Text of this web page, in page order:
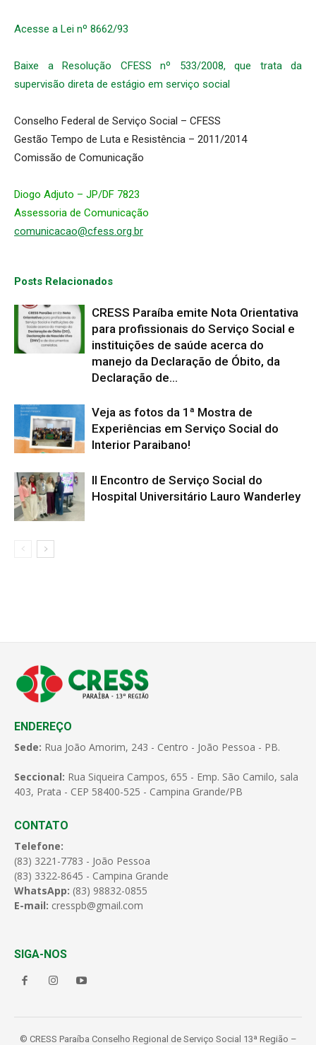
Acesse a Lei nº 8662/93
Baixe a Resolução CFESS nº 533/2008, que trata da
supervisão direta de estágio em serviço social
Conselho Federal de Serviço Social – CFESS
Gestão Tempo de Luta e Resistência – 2011/2014
Comissão de Comunicação
Diogo Adjuto – JP/DF 7823
Assessoria de Comunicação
comunicacao@cfess.org.br
Posts Relacionados
CRESS Paraíba emite Nota Orientativa
para profissionais do Serviço Social e
instituições de saúde acerca do
manejo da Declaração de Óbito, da
Declaração de...
Veja as fotos da 1ª Mostra de
Experiências em Serviço Social do
Interior Paraibano!
II Encontro de Serviço Social do
Hospital Universitário Lauro Wanderley
ENDEREÇO
Sede: Rua João Amorim, 243 - Centro - João Pessoa - PB.
Seccional: Rua Siqueira Campos, 655 - Emp. São Camilo, sala
403, Prata - CEP 58400-525 - Campina Grande/PB
CONTATO
Telefone:
(83) 3221-7783 - João Pessoa
(83) 3322-8645 - Campina Grande
WhatsApp: (83) 98832-0855
E-mail: cresspb@gmail.com
SIGA-NOS
© CRESS Paraíba Conselho Regional de Serviço Social 13ª Região –